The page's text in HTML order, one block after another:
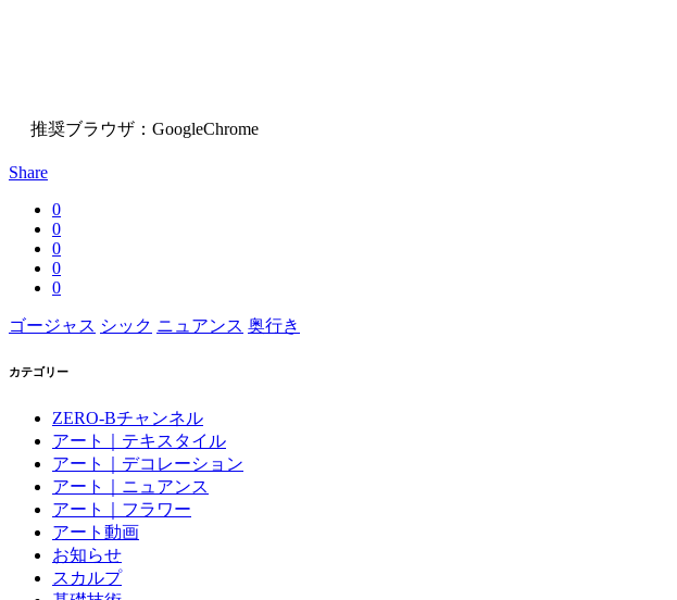
推奨ブラウザ：GoogleChrome
Share
0
0
0
0
0
ゴージャス シック ニュアンス 奥行き
カテゴリー
ZERO-Bチャンネル
アート｜テキスタイル
アート｜デコレーション
アート｜ニュアンス
アート｜フラワー
アート動画
お知らせ
スカルプ